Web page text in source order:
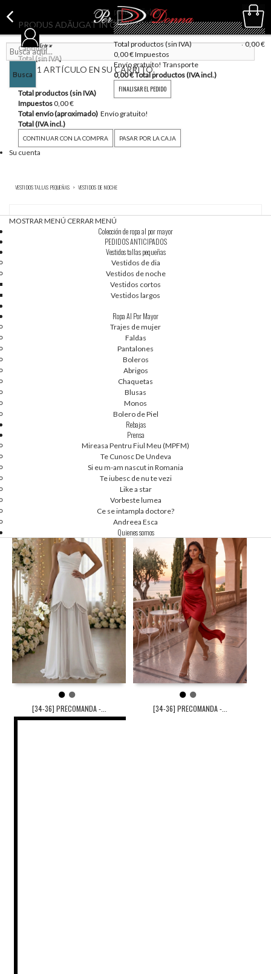
vacío
productos añadidos
No hay productos
Total productos (sin IVA)
0,00 €
0,00 €Impuestos
Envío gratuito! Transporte
0,00 €Total productos (IVA incl.)
FINALISAR EL PEDIDO
PRODUS ADĂUGAT ÎN COȘ
Cantidad
Total (sin IVA)
HAY 1 ARTÍCULO EN SU CARRITO.
Total productos (sin IVA)
Impuestos0,00 €
Total envío (aproximado) Envío gratuito!
Total (IVA incl.)
CONTINUAR CON LA COMPRA PASAR POR LA CAJA
Su cuenta
Entrar
MOSTRAR MENÚ CERRAR MENÚ
Colección de ropa al por mayor
PEDIDOS ANTICIPADOS
Vestidos tallas pequeñas
Vestidos de dia
Vestidos de noche
Vestidos cortos
Vestidos largos
Ropa Al Por Mayor
Trajes de mujer
Faldas
Pantalones
Boleros
Abrigos
Chaquetas
Blusas
Monos
Bolero de Piel
Rebajas
Prensa
Mireasa Pentru Fiul Meu (MPFM)
Te Cunosc De Undeva
Si eu m-am nascut in Romania
Te iubesc de nu te vezi
Like a star
Vorbeste lumea
Ce se intampla doctore?
Andreea Esca
Quienes somos
Busca
VESTIDOS TALLAS PEQUEÑAS > VESTIDOS DE NOCHE
Elige el tamaño
[38-44] PRECOMANDA -...
NUEVO
[38-44] PRECOMANDA -...
1 2
[34-36] PRECOMANDA -...
NUEVO
1 2
[34-36] PRECOMANDA -...